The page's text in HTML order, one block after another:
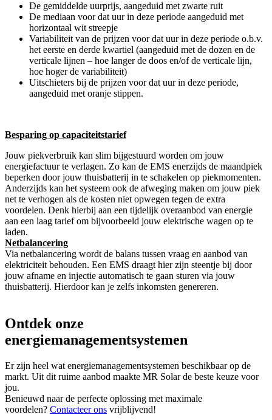
De gemiddelde uurprijs, aangeduid met zwarte ruit
De mediaan voor dat uur in deze periode aangeduid met
horizontaal wit streepje
Variabiliteit van de prijzen voor dat uur in deze periode o.b.v.
het eerste en derde kwartiel (aangeduid met de dozen en de
verticale lijnen – hoe langer de doos en/of de verticale lijn,
hoe hoger de variabiliteit)
Uitschieters bij de prijzen voor dat uur in deze periode,
aangeduid met oranje stippen.
Besparing op capaciteitstarief
Jouw piekverbruik kan slim bijgestuurd worden om jouw
energiefactuur te verlagen. Zo kan de EMS enerzijds de maandpiek
beperken door jouw thuisbatterij in te schakelen op piekmomenten.
Anderzijds kan het systeem ook de afweging maken om jouw piek
net te verhogen als de kosten niet opwegen tegen de extra
voordelen. Denk hierbij aan een tijdelijk overaanbod van energie
aan een laag tarief om bijvoorbeeld jouw elektrische wagen op te
laden.
Netbalancering
Via netbalancering wordt de balans tussen vraag en aanbod van
elektriciteit behouden. Een EMS draagt hier zijn steentje bij door
jouw afname en injectie automatisch te gaan sturen via jouw
thuisbatterij. Hierdoor kan je zelfs inkomsten genereren.
Ontdek onze
energiemanagementsystemen
Er zijn heel wat energiemanagementsystemen beschikbaar op de
markt. Uit dit ruime aanbod maakte MR Solar de beste keuze voor
jou.
Benieuwd naar de perfecte oplossing met maximale
voordelen? Contacteer ons vrijblijvend!